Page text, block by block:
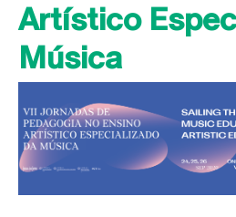
Artístico
Música